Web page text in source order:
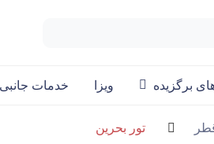
برگزیده ویزا خدمات
تور بحرین